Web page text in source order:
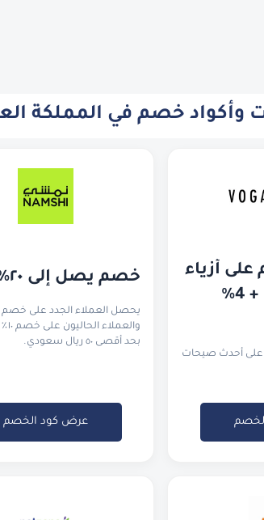
وأكواد خصم في المملكة
تصل إلى 80% على أحدث صيحات
خصم يصل إلى ٢٠٪
بحد أقصى ٥٠ ريال سعودي.
عرض كود الخصم